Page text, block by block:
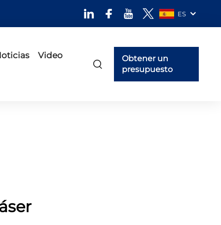
ES
Video
Obtener un
presupuesto